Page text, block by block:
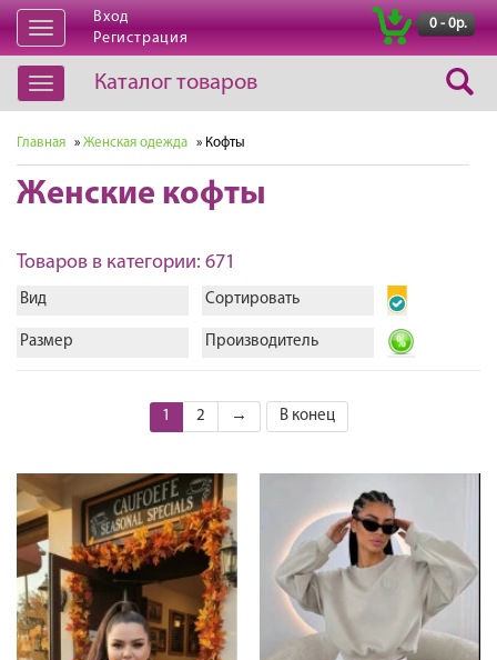
Открыть
навигацию
Вход
Регистрация
0 - 0р.
Открыть
навигацию
Каталог товаров
Главная » Женская одежда » Кофты
Женские кофты
Товаров в категории: 671
Вид Сортировать
Размер Производитель
1 2 → В конец